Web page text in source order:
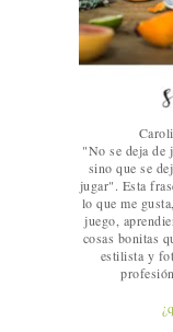
"No se deja de
sino que se
jugar". Esta
lo que me
juego,
cosas bonitas
estilista y